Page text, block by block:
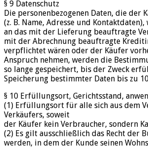
§ 9 Datenschutz
Die personenbezogenen Daten, die
(z. B. Name, Adresse und
an das mit der Lieferung beauftragte
mit der Abrechnung beauftragte
verpflichtet wären oder der Käufer
Anspruch nehmen, werden die
so lange gespeichert, bis der Zweck
Speicherung bestimmter Daten bis zu
§ 10 Erfüllungsort, Gerichtsstand,
(1) Erfüllungsort für alle sich aus dem
Verkäufers, soweit
der Käufer kein Verbraucher, sondern
(2) Es gilt ausschließlich das Recht der
werden, in dem der Kunde seinen